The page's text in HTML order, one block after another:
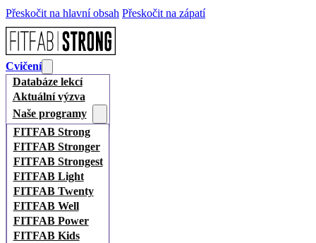
Přeskočit na hlavní obsah Přeskočit na zápatí
Cvičení
Databáze lekcí
Aktuální výzva
Naše programy
FITFAB Strong
FITFAB Stronger
FITFAB Strongest
FITFAB Light
FITFAB Twenty
FITFAB Well
FITFAB Power
FITFAB Kids